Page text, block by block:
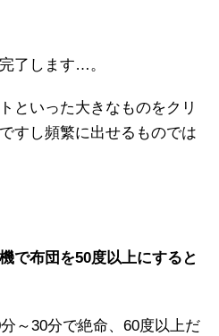
了します…。
といった大きなものをクリ
すし頻繁に出せるものでは
で布団を50度以上にすると
～30分で絶命、60度以上だ